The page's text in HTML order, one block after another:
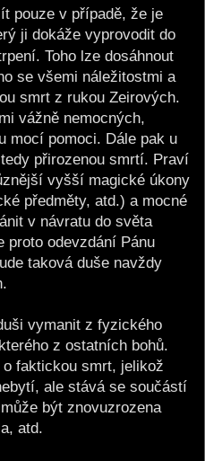
pouze v případě, že je
ji dokáže vyprovodit do
Toho lze dosáhnout
se všemi náležitostmi a
smrt z rukou Zeirových.
vážně nemocných,
mocí pomoci. Dále pak u
přirozenou smrtí. Praví
vyšší magické úkony
předměty, atd.) a mocné
v návratu do světa
proto odevzdání Pánu
taková duše navždy
vymanit z fyzického
z ostatních bohů.
faktickou smrt, jelikož
ale stává se součástí
být znovuzrozena
atd.